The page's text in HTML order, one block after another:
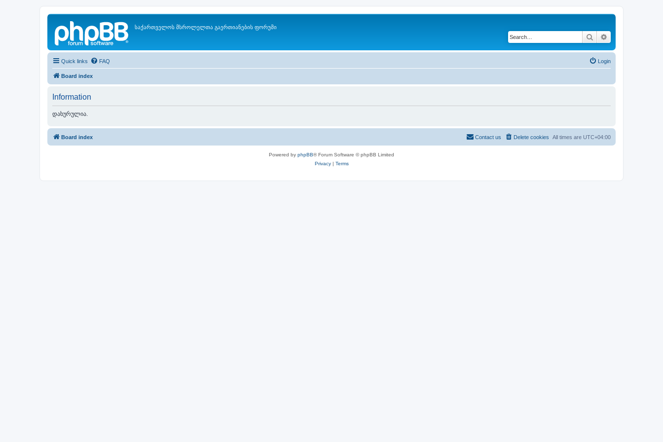
საქართველოს მსროლელთა გაერთიანების ფორუმი
Search
Quick links FAQ Login
Board index
Information
დახურულია.
Board index All times are UTC+04:00
Delete cookies
Contact us
Powered by phpBB® Forum Software © phpBB Limited
Privacy| Terms